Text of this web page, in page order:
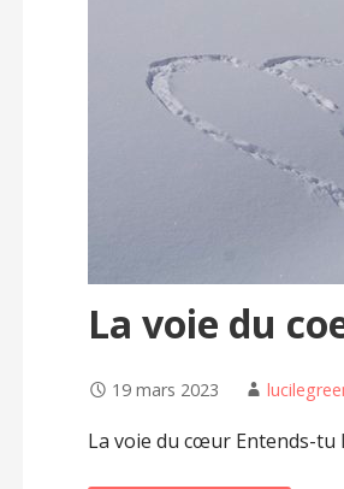
La voie du
19 mars 2023
La voie du cœur Entends-tu